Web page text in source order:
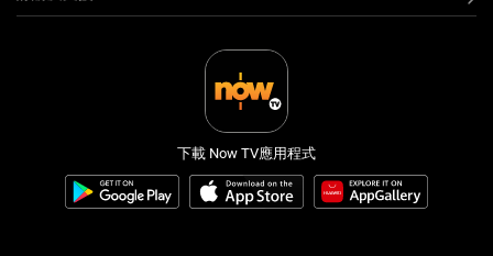
下載 Now TV應用程式